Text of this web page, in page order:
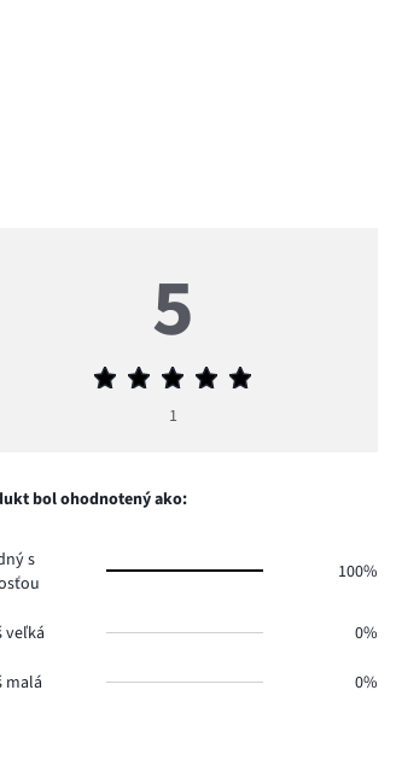
5
Priemerné
5
1
bol ohodnotený ako:
s
100%
veľká 0%
malá 0%